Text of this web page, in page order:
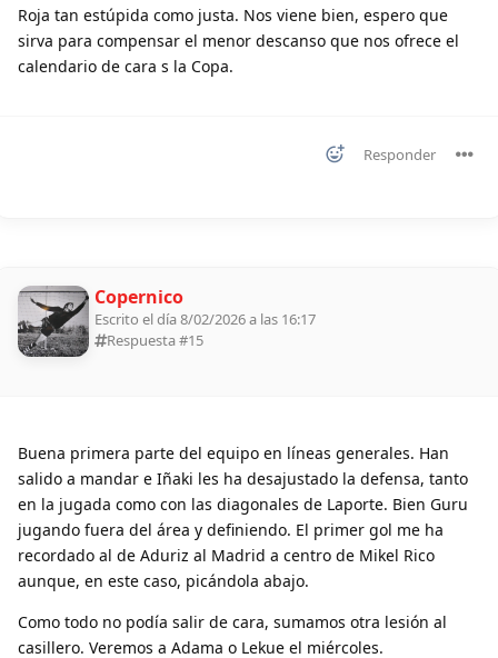
Roja tan estúpida como justa. Nos viene bien, espero que
sirva para compensar el menor descanso que nos ofrece el
calendario de cara s la Copa.
Responder
Copernico
Escrito el día 8/02/2026 a las 16:17
Respuesta #15
Buena primera parte del equipo en líneas generales. Han
salido a mandar e Iñaki les ha desajustado la defensa, tanto
en la jugada como con las diagonales de Laporte. Bien Guru
jugando fuera del área y definiendo. El primer gol me ha
recordado al de Aduriz al Madrid a centro de Mikel Rico
aunque, en este caso, picándola abajo.
Como todo no podía salir de cara, sumamos otra lesión al
casillero. Veremos a Adama o Lekue el miércoles.